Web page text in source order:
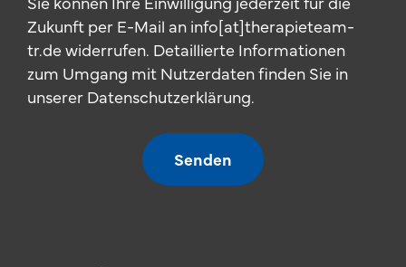
Zukunft per E-Mail an info[at]therapieteam-
tr.de widerrufen. Detaillierte Informationen
zum Umgang mit Nutzerdaten finden Sie in
unserer Datenschutzerklärung.
Senden